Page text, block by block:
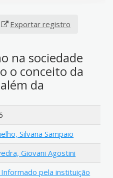
Exportar registro
na sociedade
o conceito da
da
Silvana Sampaio
Giovani Agostini
pela instituição